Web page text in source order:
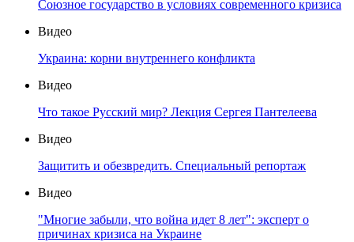
Союзное государство в условиях современного кризиса
Видео
Украина: корни внутреннего конфликта
Видео
Что такое Русский мир? Лекция Сергея Пантелеева
Видео
Защитить и обезвредить. Специальный репортаж
Видео
"Многие забыли, что война идет 8 лет": эксперт о
причинах кризиса на Украине